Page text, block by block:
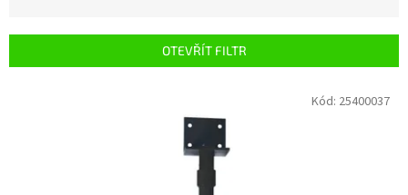
r
OTEVŘÍT FILTR
Kód: 25400037